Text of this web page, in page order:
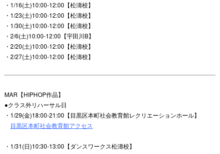
・1/16(土)10:00-12:00【松濤校】
・1/23(土)10:00-12:00【松濤校】
・1/30(土)10:00-12:00【松濤校】
・2/6(土)10:00-12:00【宇田川B】
・2/20(土)10:00-12:00【松濤校】
・2/27(土)10:00-12:00【松濤校】
MAR【HIPHOP作品】
●クラス外リハーサル日
・1/29(金)18:00-21:00【目黒区本町社会教育館レクリエーションホール】
目黒区本町社会教育館アクセス
・1/31(日)10:30-13:00【ダンスワークス松濤校】